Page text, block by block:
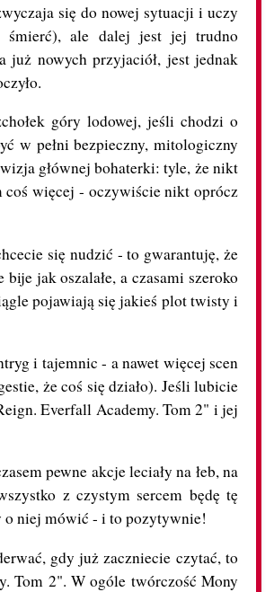
się do nowej sytuacji i uczy
śmierć), ale dalej jest jej trudno
już nowych przyjaciół, jest jednak
góry lodowej, jeśli chodzi o
w pełni bezpieczny, mitologiczny
głównej bohaterki: tyle, że nikt
coś więcej - oczywiście nikt oprócz
się nudzić - to gwarantuję, że
jak oszalałe, a czasami szeroko
pojawiają się jakieś plot twisty i
i tajemnic - a nawet więcej scen
że coś się działo). Jeśli lubicie
Everfall Academy. Tom 2" i jej
pewne akcje leciały na łeb, na
z czystym sercem będę tę
o niej mówić - i to pozytywnie!
gdy już zaczniecie czytać, to
Tom 2". W ogóle twórczość Mony